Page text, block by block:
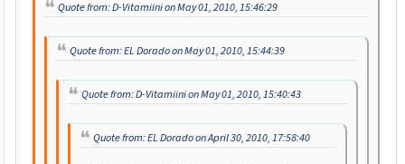
Quote from: D-Vitamiini on May 01, 2010, 15:46:29
Quote from: EL Dorado on May 01, 2010, 15:44:39
Quote from: D-Vitamiini on May 01, 2010, 15:40:43
Quote from: EL Dorado on April 30, 2010, 17:58:40